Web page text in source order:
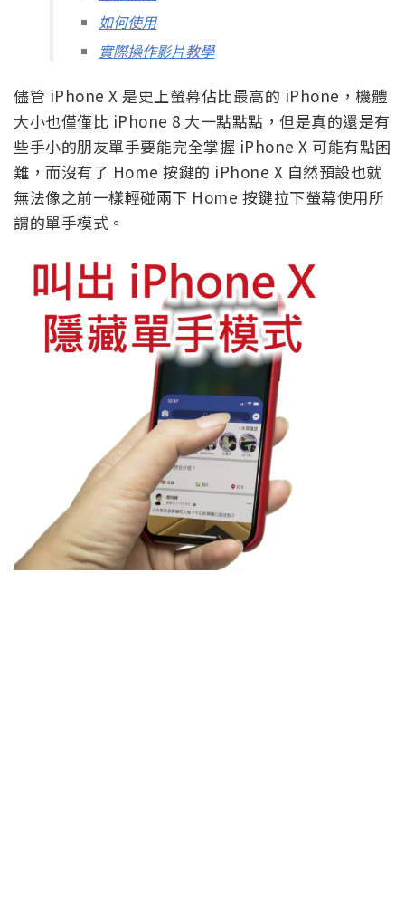
如何使用
實際操作影片教學
儘管 iPhone X 是史上螢幕佔比最高的 iPhone，機體
大小也僅僅比 iPhone 8 大一點點點，但是真的還是有
些手小的朋友單手要能完全掌握 iPhone X 可能有點困
難，而沒有了 Home 按鍵的 iPhone X 自然預設也就
無法像之前一樣輕碰兩下 Home 按鍵拉下螢幕使用所
謂的單手模式。